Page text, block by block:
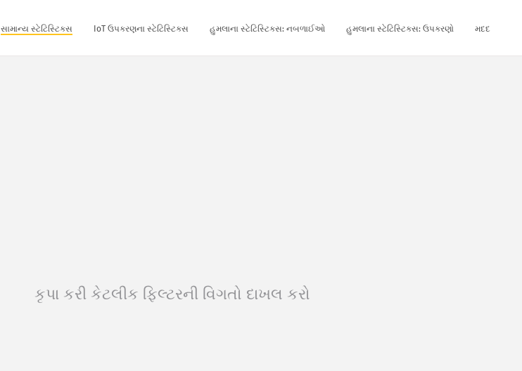
સામાન્ય સ્ટેટિસ્ટિક્સ IoT ઉપકરણના સ્ટેટિસ્ટિક્સ હુમલાના સ્ટેટિસ્ટિક્સ: નબળાઈઓ હુમલાના સ્ટેટિસ્ટિક્સ: ઉપકરણો મદદ
કૃપા કરી કેટલીક ફિલ્ટરની વિગતો દાખલ કરો